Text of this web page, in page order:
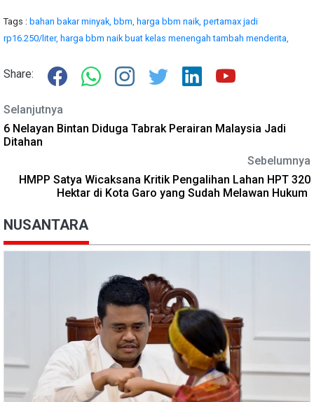
Tags : bahan bakar minyak, bbm, harga bbm naik, pertamax jadi
rp16.250/liter, harga bbm naik buat kelas menengah tambah menderita,
Share:
Selanjutnya
6 Nelayan Bintan Diduga Tabrak Perairan Malaysia Jadi
Ditahan
Sebelumnya
HMPP Satya Wicaksana Kritik Pengalihan Lahan HPT 320
Hektar di Kota Garo yang Sudah Melawan Hukum
NUSANTARA